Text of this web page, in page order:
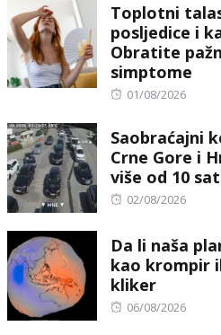
Toplotni
posljedice i
Obratite
simptome
Posted
01/08/2026
Saobraćajni
Crne Gore i
više od 10
Posted
02/08/2026
Da li naša
kao krompir
kliker
Posted
06/08/2026